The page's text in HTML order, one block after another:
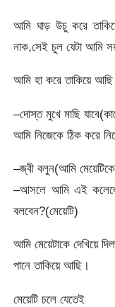
আমি ঘাড় উচু করে
নাক,সেই চুল যেটা আমি
আমি হা করে তাকিয়ে
–দোস্ত মুখে মাছি
আমি নিজেকে ঠিক করে
–জ্বী বলুন(আমি
–আসলে আমি এই
বলবেন?(মেয়েটি)
আমি মেয়েটাকে দেখিয়ে
পানে তাকিয়ে আছি।
মেয়েটি চলে যেতেই